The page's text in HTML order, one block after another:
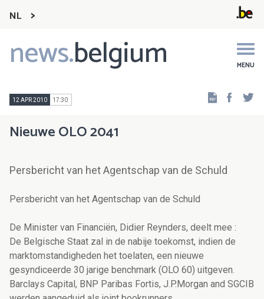
NL
news.belgium MENU
Main
navigation
12 APR 2010 17:30
Nieuwe OLO 2041
Persbericht van het Agentschap van de Schuld
Persbericht van het Agentschap van de Schuld
De Minister van Financiën, Didier Reynders, deelt mee :
De Belgische Staat zal in de nabije toekomst, indien de
marktomstandigheden het toelaten, een nieuwe
gesyndiceerde 30 jarige benchmark (OLO 60) uitgeven.
Barclays Capital, BNP Paribas Fortis, J.P.Morgan and SGCIB